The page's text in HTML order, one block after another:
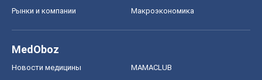
Рынки и компании Mакроэкономика
MedOboz
Новости медицины MAMACLUB